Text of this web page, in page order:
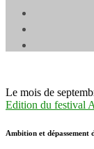
Le mois de
Edition du festival
Ambition et dépassement